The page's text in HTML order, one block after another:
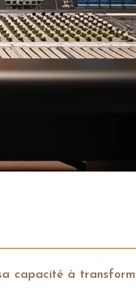
capacité à